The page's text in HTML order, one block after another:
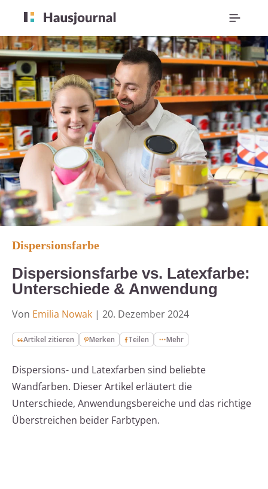
Dispersionsfarbe
Dispersionsfarbe vs. Latexfarbe:
Unterschiede & Anwendung
Von Emilia Nowak | 20. Dezember 2024
Artikel zitieren Merken Teilen Mehr
Dispersions- und Latexfarben sind beliebte
Wandfarben. Dieser Artikel erläutert die
Unterschiede, Anwendungsbereiche und das richtige
Überstreichen beider Farbtypen.